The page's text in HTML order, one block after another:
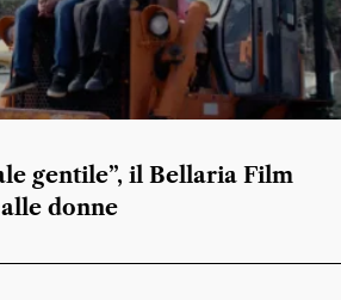
gentile”, il Bellaria Film
donne